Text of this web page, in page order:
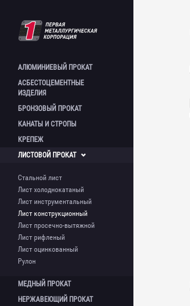
Лист алюминиевый
Плита алюминиевая
Пруток алюминиевый
Швеллер алюминиевый
Труба алюминиевая
алюминиевая
Уголок алюминиевый
АЛЮМИНИЕВЫЙ ПРОКАТ
Шифер асбестоцементный
Асбестоцементная труба
АСБЕСТОЦЕМЕНТНЫЕ
ИЗДЕЛИЯ
Шестигранник бронзовый
Труба бронзовая
БРОНЗОВЫЙ ПРОКАТ
КАНАТЫ И СТРОПЫ
Шпилька
Метизы
КРЕПЕЖ
Стальной лист
Лист холоднокатаный
Лист инструментальный
Лист конструкционный
Лист просечно-вытяжной
Лист рифленый
Лист оцинкованный
Рулон
ЛИСТОВОЙ ПРОКАТ
МЕДНЫЙ ПРОКАТ
НЕРЖАВЕЮЩИЙ ПРОКАТ